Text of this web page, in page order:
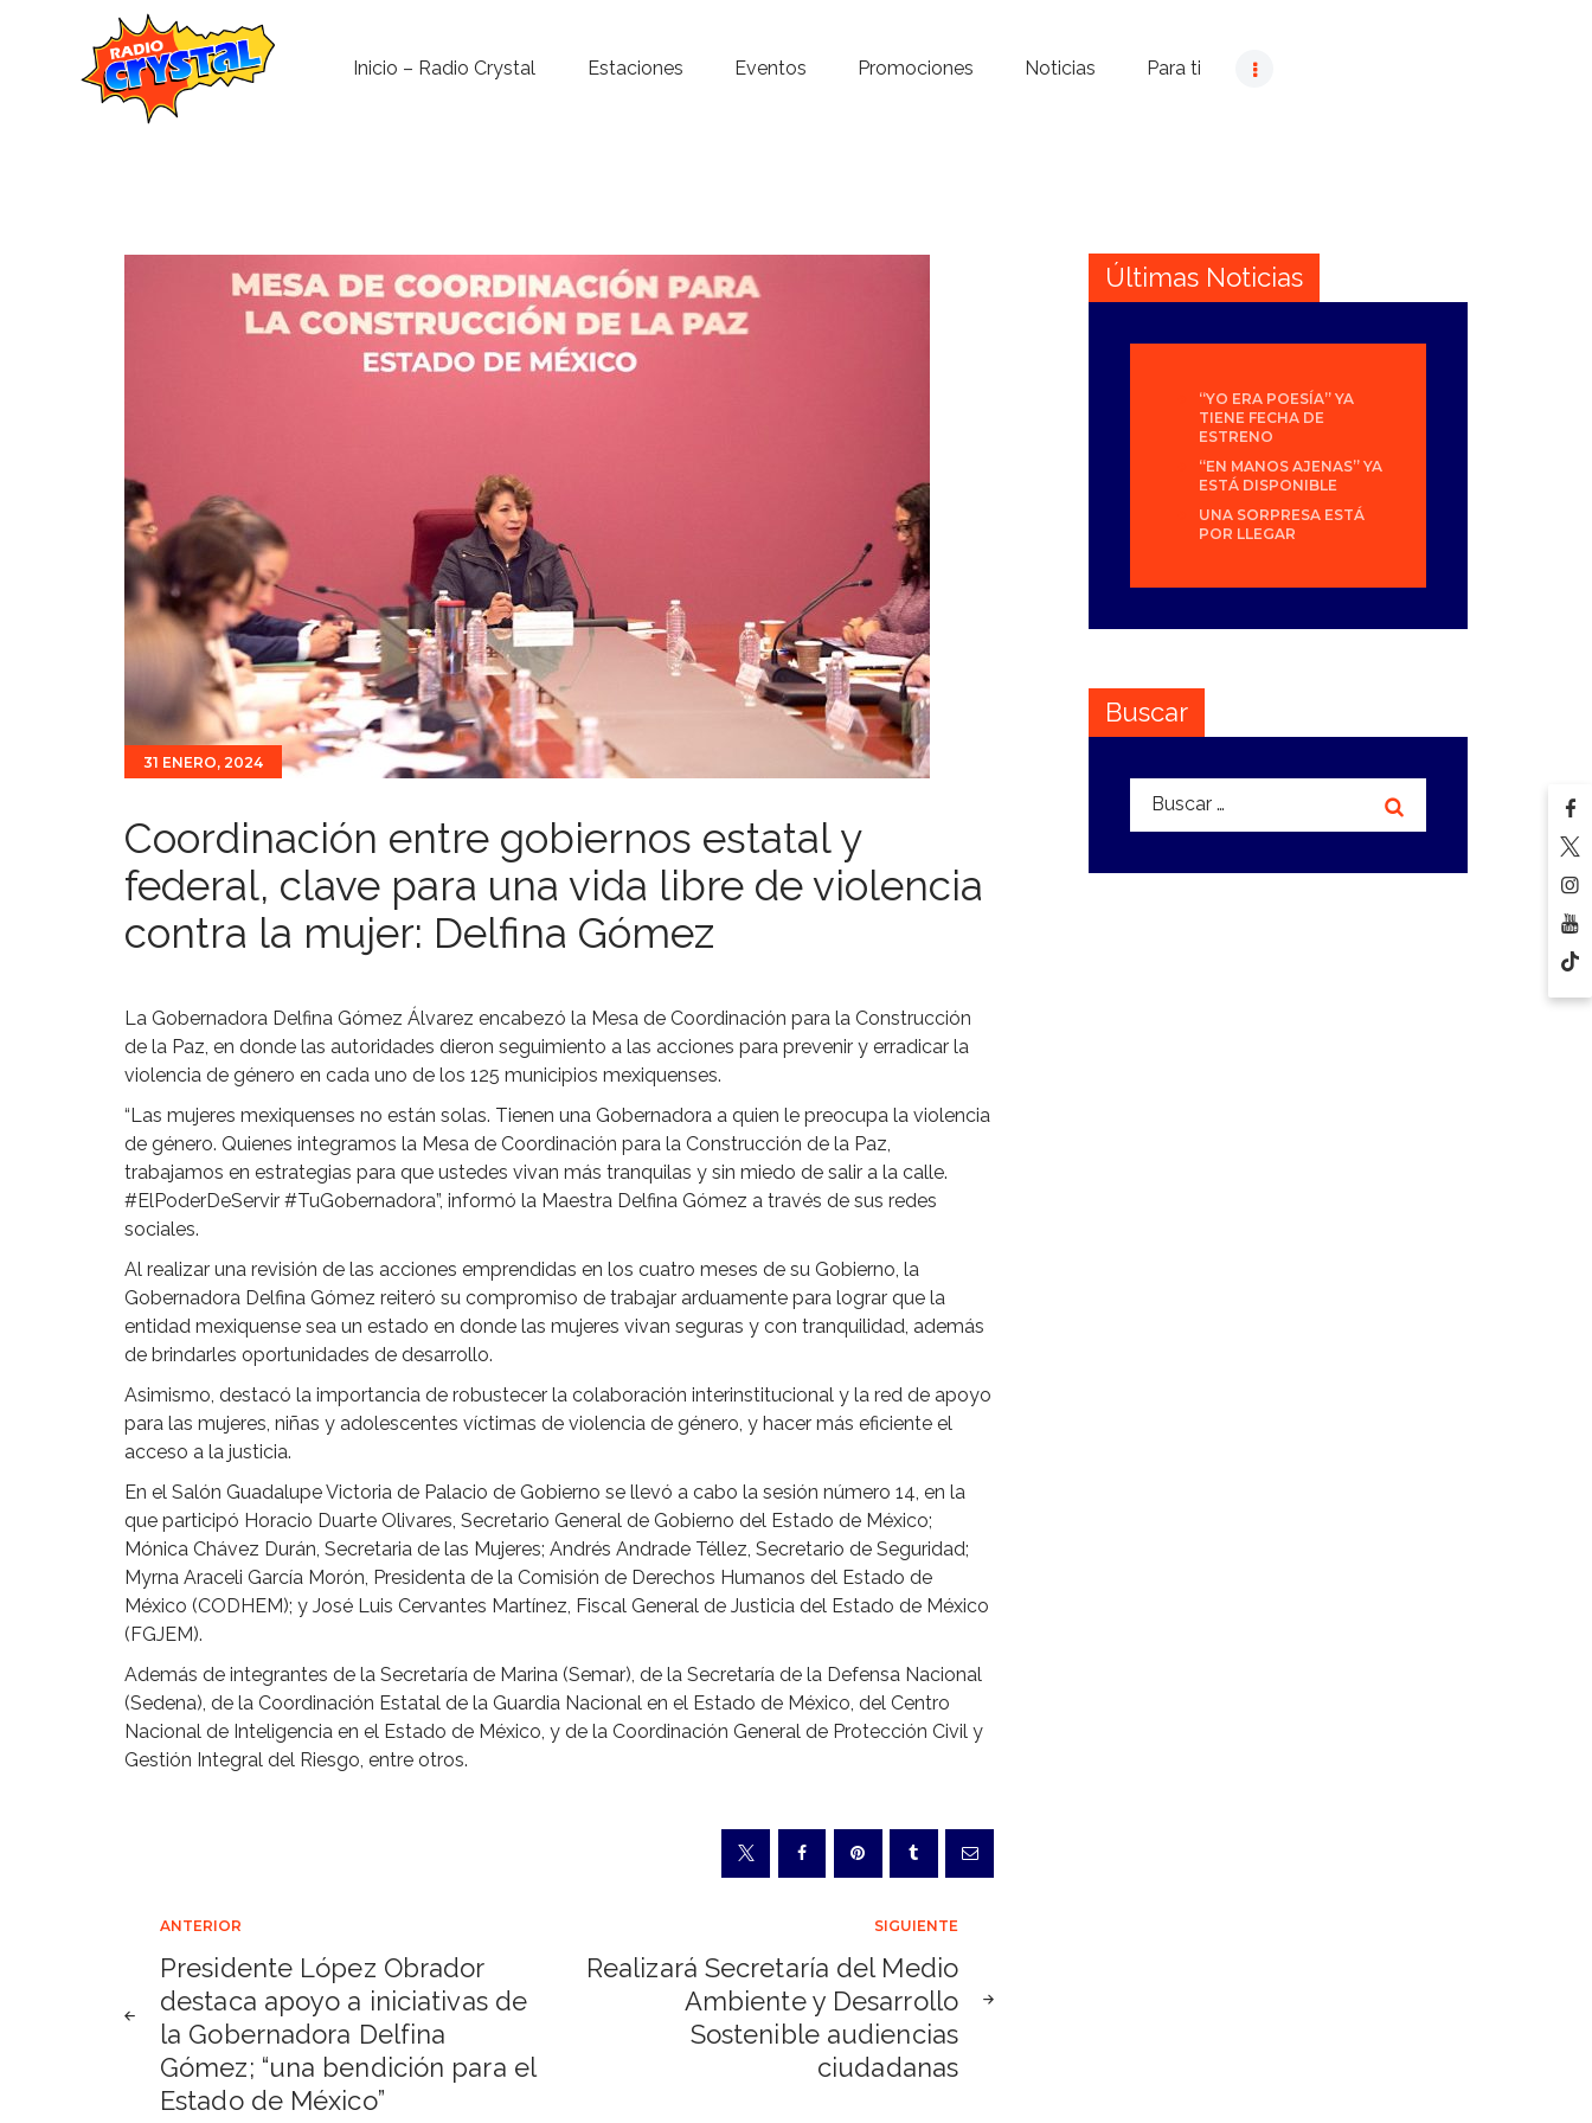
Inicio – Radio Crystal Estaciones Eventos Promociones Noticias Para ti
Noticias
Para ti
31 ENERO, 2024
Coordinación entre gobiernos estatal y
federal, clave para una vida libre de violencia
contra la mujer: Delfina Gómez
La Gobernadora Delfina Gómez Álvarez encabezó la Mesa de Coordinación para la Construcción
de la Paz, en donde las autoridades dieron seguimiento a las acciones para prevenir y erradicar la
violencia de género en cada uno de los 125 municipios mexiquenses.
“Las mujeres mexiquenses no están solas. Tienen una Gobernadora a quien le preocupa la violencia
de género. Quienes integramos la Mesa de Coordinación para la Construcción de la Paz,
trabajamos en estrategias para que ustedes vivan más tranquilas y sin miedo de salir a la calle.
#ElPoderDeServir #TuGobernadora”, informó la Maestra Delfina Gómez a través de sus redes
sociales.
Al realizar una revisión de las acciones emprendidas en los cuatro meses de su Gobierno, la
Gobernadora Delfina Gómez reiteró su compromiso de trabajar arduamente para lograr que la
entidad mexiquense sea un estado en donde las mujeres vivan seguras y con tranquilidad, además
de brindarles oportunidades de desarrollo.
Asimismo, destacó la importancia de robustecer la colaboración interinstitucional y la red de apoyo
para las mujeres, niñas y adolescentes víctimas de violencia de género, y hacer más eficiente el
acceso a la justicia.
En el Salón Guadalupe Victoria de Palacio de Gobierno se llevó a cabo la sesión número 14, en la
que participó Horacio Duarte Olivares, Secretario General de Gobierno del Estado de México;
Mónica Chávez Durán, Secretaria de las Mujeres; Andrés Andrade Téllez, Secretario de Seguridad;
Myrna Araceli García Morón, Presidenta de la Comisión de Derechos Humanos del Estado de
México (CODHEM); y José Luis Cervantes Martínez, Fiscal General de Justicia del Estado de México
(FGJEM).
Además de integrantes de la Secretaría de Marina (Semar), de la Secretaría de la Defensa Nacional
(Sedena), de la Coordinación Estatal de la Guardia Nacional en el Estado de México, del Centro
Nacional de Inteligencia en el Estado de México, y de la Coordinación General de Protección Civil y
Gestión Integral del Riesgo, entre otros.
Navegación
de
entradas
ANTERIOR
Presidente López Obrador
destaca apoyo a iniciativas de
la Gobernadora Delfina
Gómez; “una bendición para el
Estado de México”
SIGUIENTE
Realizará Secretaría del Medio
Ambiente y Desarrollo
Sostenible audiencias
ciudadanas
Últimas Noticias
“YO ERA POESÍA” YA
TIENE FECHA DE
ESTRENO
“EN MANOS AJENAS” YA
ESTÁ DISPONIBLE
UNA SORPRESA ESTÁ
POR LLEGAR
Buscar
Buscar: